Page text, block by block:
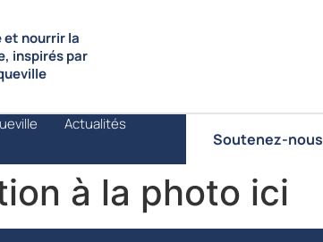
et nourrir la
inspirés par
Actualités
Soutenez-nous
à la photo ici